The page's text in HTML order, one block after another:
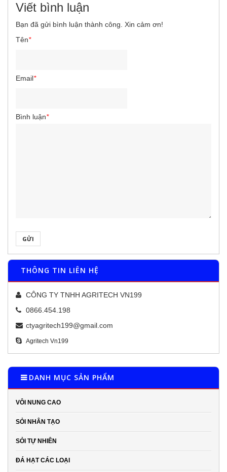
Viết bình luận
Bạn đã gửi bình luận thành công. Xin cảm ơn!
Tên*
Email*
Bình luận*
GỬI
THÔNG TIN LIÊN HỆ
CÔNG TY TNHH AGRITECH VN199
0866.454.198
ctyagritech199@gmail.com
Agritech Vn199
DANH MỤC SẢN PHẨM
VÔI NUNG CAO
SỎI NHÂN TẠO
SỎI TỰ NHIÊN
ĐÁ HẠT CÁC LOẠI